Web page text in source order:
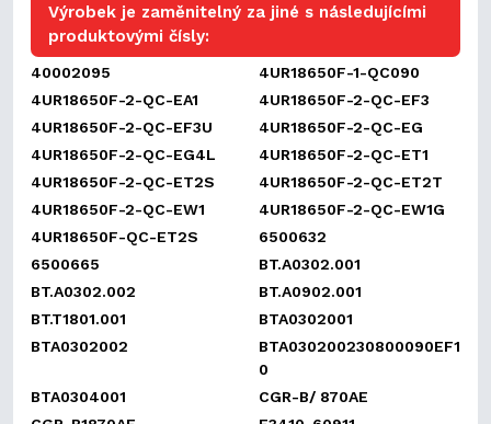
Výrobek je zaměnitelný za jiné s následujícími
produktovými čísly:
40002095
4UR18650F-1-QC090
4UR18650F-2-QC-EA1
4UR18650F-2-QC-EF3
4UR18650F-2-QC-EF3U
4UR18650F-2-QC-EG
4UR18650F-2-QC-EG4L
4UR18650F-2-QC-ET1
4UR18650F-2-QC-ET2S
4UR18650F-2-QC-ET2T
4UR18650F-2-QC-EW1
4UR18650F-2-QC-EW1G
4UR18650F-QC-ET2S
6500632
6500665
BT.A0302.001
BT.A0302.002
BT.A0902.001
BT.T1801.001
BTA0302001
BTA0302002
BTA030200230800090EF1
0
BTA0304001
CGR-B/ 870AE